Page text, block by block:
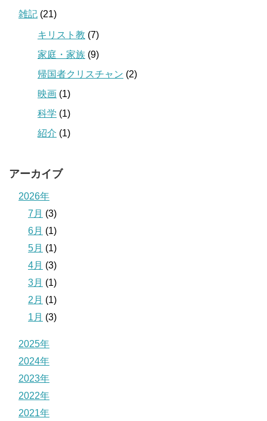
雑記 (21)
キリスト教 (7)
家庭・家族 (9)
帰国者クリスチャン (2)
映画 (1)
科学 (1)
紹介 (1)
アーカイブ
2026年
7月 (3)
6月 (1)
5月 (1)
4月 (3)
3月 (1)
2月 (1)
1月 (3)
2025年
2024年
2023年
2022年
2021年